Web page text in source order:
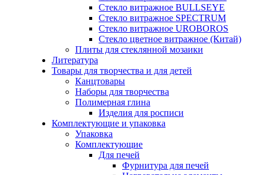
Стекло витражное BULLSEYE
Стекло витражное SPECTRUM
Стекло витражное UROBOROS
Стекло цветное витражное (Китай)
Плиты для стеклянной мозаики
Литература
Товары для творчества и для детей
Канцтовары
Наборы для творчества
Полимерная глина
Изделия для росписи
Комплектующие и упаковка
Упаковка
Комплектующие
Для печей
Фурнитура для печей